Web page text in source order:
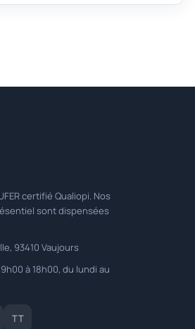
certifié Qualiopi. Nos
sont dispensées
93410 Vaujours
à 18h00, du lundi au
TT